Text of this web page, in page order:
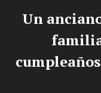
Un